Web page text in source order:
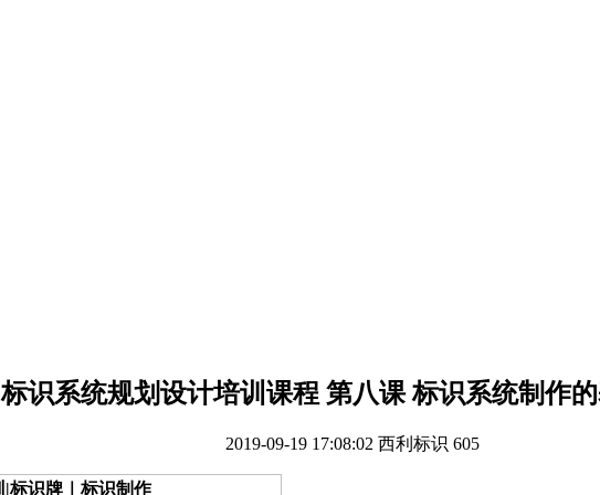
标识系统规划设计培训课程 第八课 标识系统制作
2019-09-19 17:08:02 西利标识 605